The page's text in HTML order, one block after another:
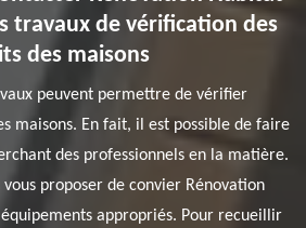
travaux de vérification des
des maisons
peuvent permettre de vérifier
maisons. En fait, il est possible de faire
des professionnels en la matière.
vous proposer de convier Rénovation
appropriés. Pour recueillir